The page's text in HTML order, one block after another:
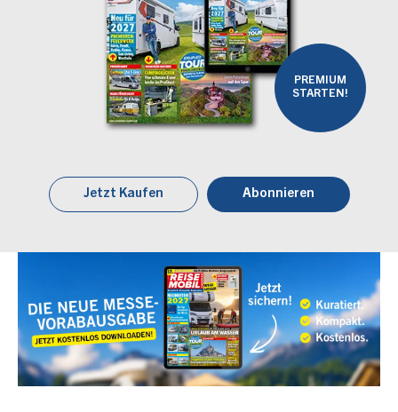
PREMIUM
STARTEN!
Jetzt Kaufen Abonnieren